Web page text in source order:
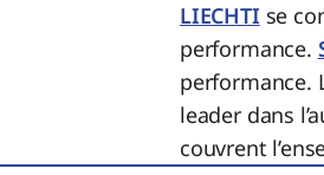
LIECHTI se
performance.
performance.
leader dans
couvrent